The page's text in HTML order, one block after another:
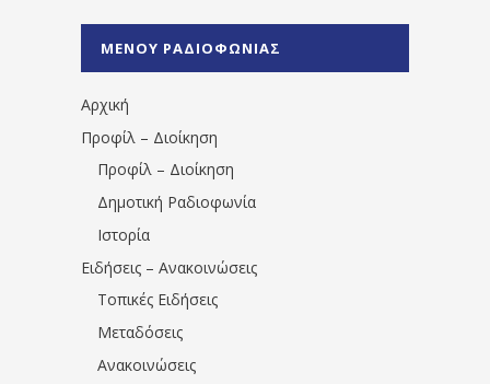
1531194763766854/" artist="" ]
ΜΕΝΟΥ ΡΑΔΙΟΦΩΝΙΑΣ
Αρχική
Προφίλ – Διοίκηση
Προφίλ – Διοίκηση
Δημοτική Ραδιοφωνία
Ιστορία
Ειδήσεις – Ανακοινώσεις
Τοπικές Ειδήσεις
Μεταδόσεις
Ανακοινώσεις